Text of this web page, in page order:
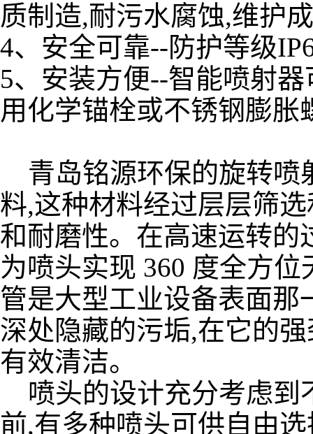
质制造,耐污水腐蚀,维护
4、安全可靠--防护等级
5、安装方便--智能喷射
用化学锚栓或不锈钢膨胀
青岛铭源环保的旋转喷
料,这种材料经过层层筛
和耐磨性。在高速运转的
为喷头实现 360 度全方
管是大型工业设备表面那
深处隐藏的污垢,在它的
有效清洁。
喷头的设计充分考虑到
前,有多种喷头可供自由